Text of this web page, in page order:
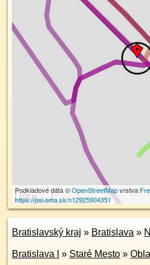
100 m
Podkladové dáta ©OpenStreetMapvrstva
https://poi.oma.sk/n12925904351
Bratislavský kraj » Bratislava »
Bratislava I » Staré Mesto »